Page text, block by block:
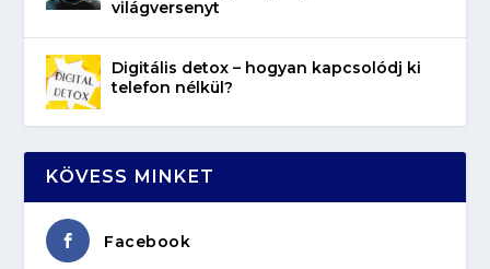
világversenyt
Digitális detox – hogyan kapcsolódj ki
telefon nélkül?
KÖVESS MINKET
Facebook